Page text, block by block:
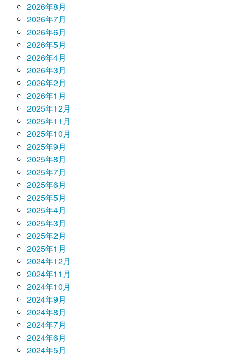
2026年8月
2026年7月
2026年6月
2026年5月
2026年4月
2026年3月
2026年2月
2026年1月
2025年12月
2025年11月
2025年10月
2025年9月
2025年8月
2025年7月
2025年6月
2025年5月
2025年4月
2025年3月
2025年2月
2025年1月
2024年12月
2024年11月
2024年10月
2024年9月
2024年8月
2024年7月
2024年6月
2024年5月